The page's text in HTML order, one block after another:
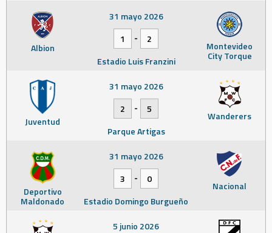
Albion Montevideo
City Torque
31 mayo 2026
1
-
2
Estadio Luis Franzini
Juventud Wanderers
31 mayo 2026
2
-
5
Parque Artigas
Deportivo
Maldonado
Nacional
31 mayo 2026
3
-
0
Estadio Domingo Burgueño
5 junio 2026